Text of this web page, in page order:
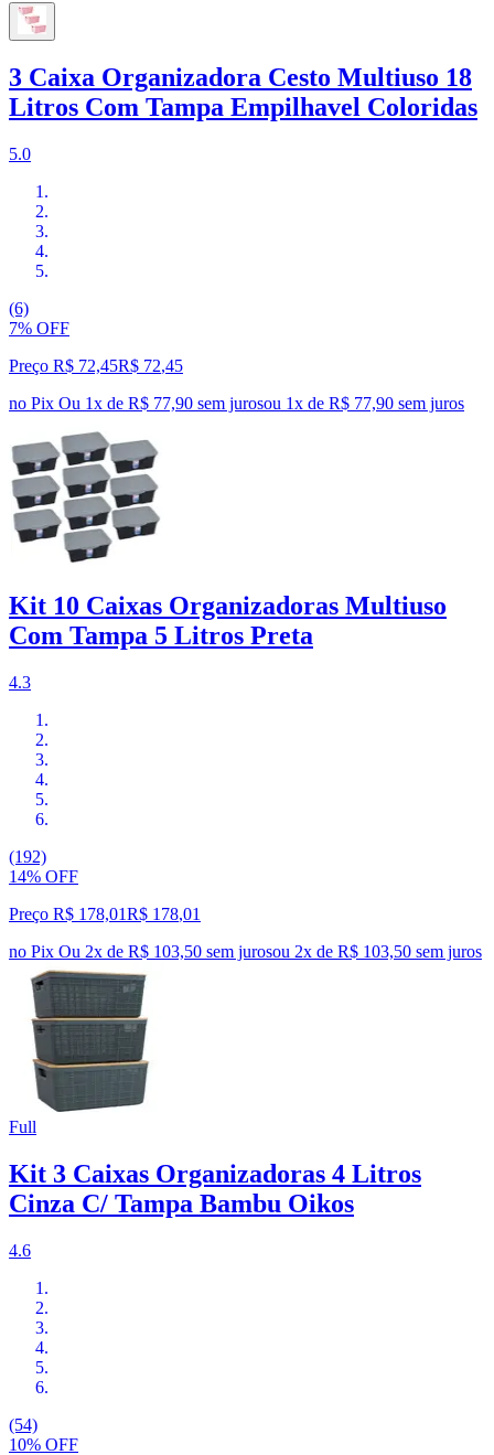
3 Caixa Organizadora Cesto Multiuso 18
Litros Com Tampa Empilhavel Coloridas
5.0
(6)
7% OFF
Preço R$ 72,45R$ 72,45
no Pix Ou 1x de R$ 77,90 sem jurosou 1x de R$ 77,90 sem juros
Kit 10 Caixas Organizadoras Multiuso
Com Tampa 5 Litros Preta
4.3
(192)
14% OFF
Preço R$ 178,01R$ 178,01
no Pix Ou 2x de R$ 103,50 sem jurosou 2x de R$ 103,50 sem juros
Full
Kit 3 Caixas Organizadoras 4 Litros
Cinza C/ Tampa Bambu Oikos
4.6
(54)
10% OFF